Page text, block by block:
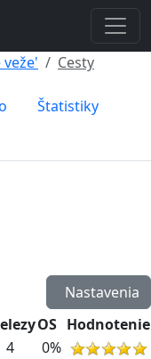
Cesty
Štatistiky
Nastavenia
OS Hodnotenie
4
0%